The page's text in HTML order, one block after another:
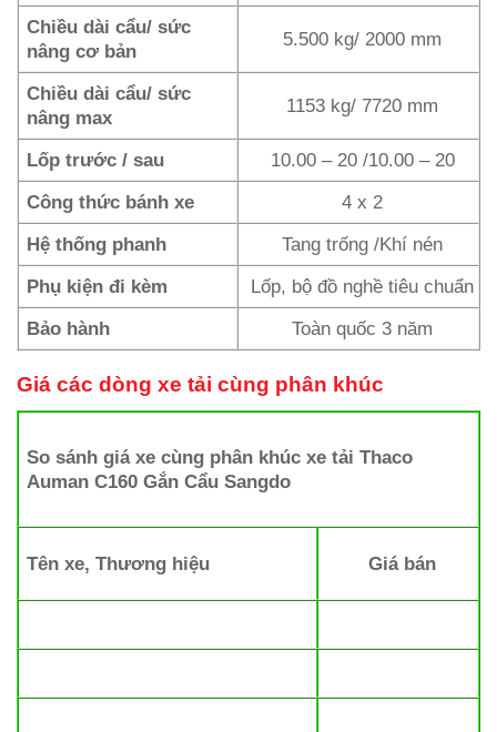
Chiều dài cẩu/ sức
nâng cơ bản
5.500 kg/ 2000 mm
Chiều dài cẩu/ sức
nâng max
1153 kg/ 7720 mm
Lốp trước / sau
10.00 – 20 /10.00 – 20
Công thức bánh xe
4 x 2
Hệ thống phanh
Tang trống /Khí nén
Phụ kiện đi kèm
Lốp, bộ đồ nghề tiêu chuẩn
Bảo hành
Toàn quốc 3 năm
Giá các dòng xe tải cùng phân khúc
So sánh giá xe cùng phân khúc xe tảiThaco
Auman C160 Gắn Cẩu Sangdo
Tên xe, Thương hiệu Giá bán